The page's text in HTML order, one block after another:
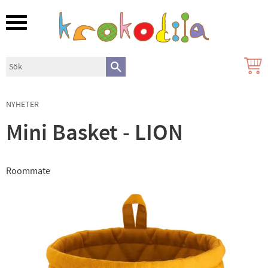
Meny
NYHETER
Mini Basket - LION
Roommate